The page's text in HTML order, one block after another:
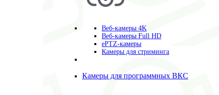
Веб-камеры 4K
Веб-камеры Full HD
ePTZ-камеры
Камеры для стриминга
Камеры для программных ВКС